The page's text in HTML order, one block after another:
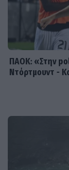
φωτογραφία
ΠΑΟΚ: «Στην
Ντόρτμουντ -